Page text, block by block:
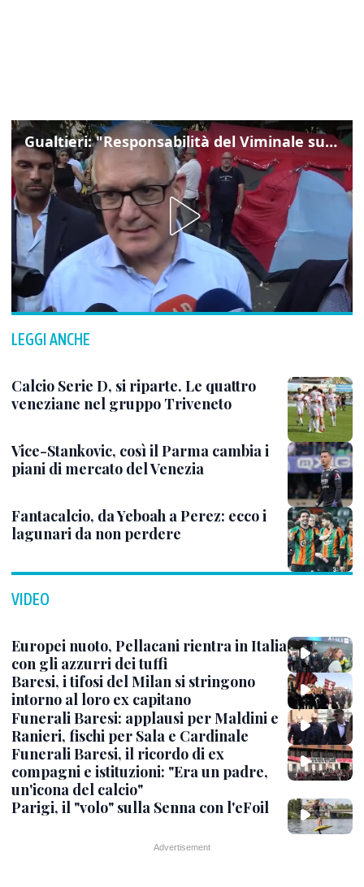
Gualtieri: "Responsabilità del Viminale su Spin Time? La posizione dei partiti è nota"
LEGGI ANCHE
Calcio Serie D, si riparte. Le quattro
veneziane nel gruppo Triveneto
Vice-Stankovic, così il Parma cambia i
piani di mercato del Venezia
Fantacalcio, da Yeboah a Perez: ecco i
lagunari da non perdere
VIDEO
Europei nuoto, Pellacani rientra in Italia
con gli azzurri dei tuffi
Baresi, i tifosi del Milan si stringono
intorno al loro ex capitano
Funerali Baresi: applausi per Maldini e
Ranieri, fischi per Sala e Cardinale
Funerali Baresi, il ricordo di ex
compagni e istituzioni: "Era un padre,
un'icona del calcio"
Parigi, il "volo" sulla Senna con l'eFoil